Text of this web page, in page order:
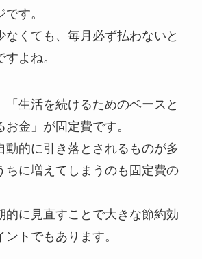
す。
なくても、毎月必ず払わないと
よね。
「生活を続けるためのベースと
お金」が固定費です。
動的に引き落とされるものが多
ちに増えてしまうのも固定費の
的に見直すことで大きな節約効
トでもあります。